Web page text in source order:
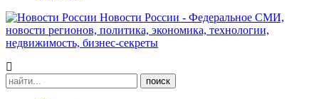
Новости России - Федеральное СМИ,
новости регионов, политика, экономика, технологии,
недвижимость, бизнес-секреты